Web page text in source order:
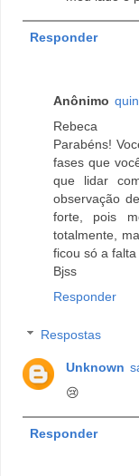
Responder
Anônimo
Rebeca
Parabéns!
fases que
que lidar
observação
forte, pois
totalmente,
ficou só a
Bjss
Responder
Respostas
Unknown
😢
Responder